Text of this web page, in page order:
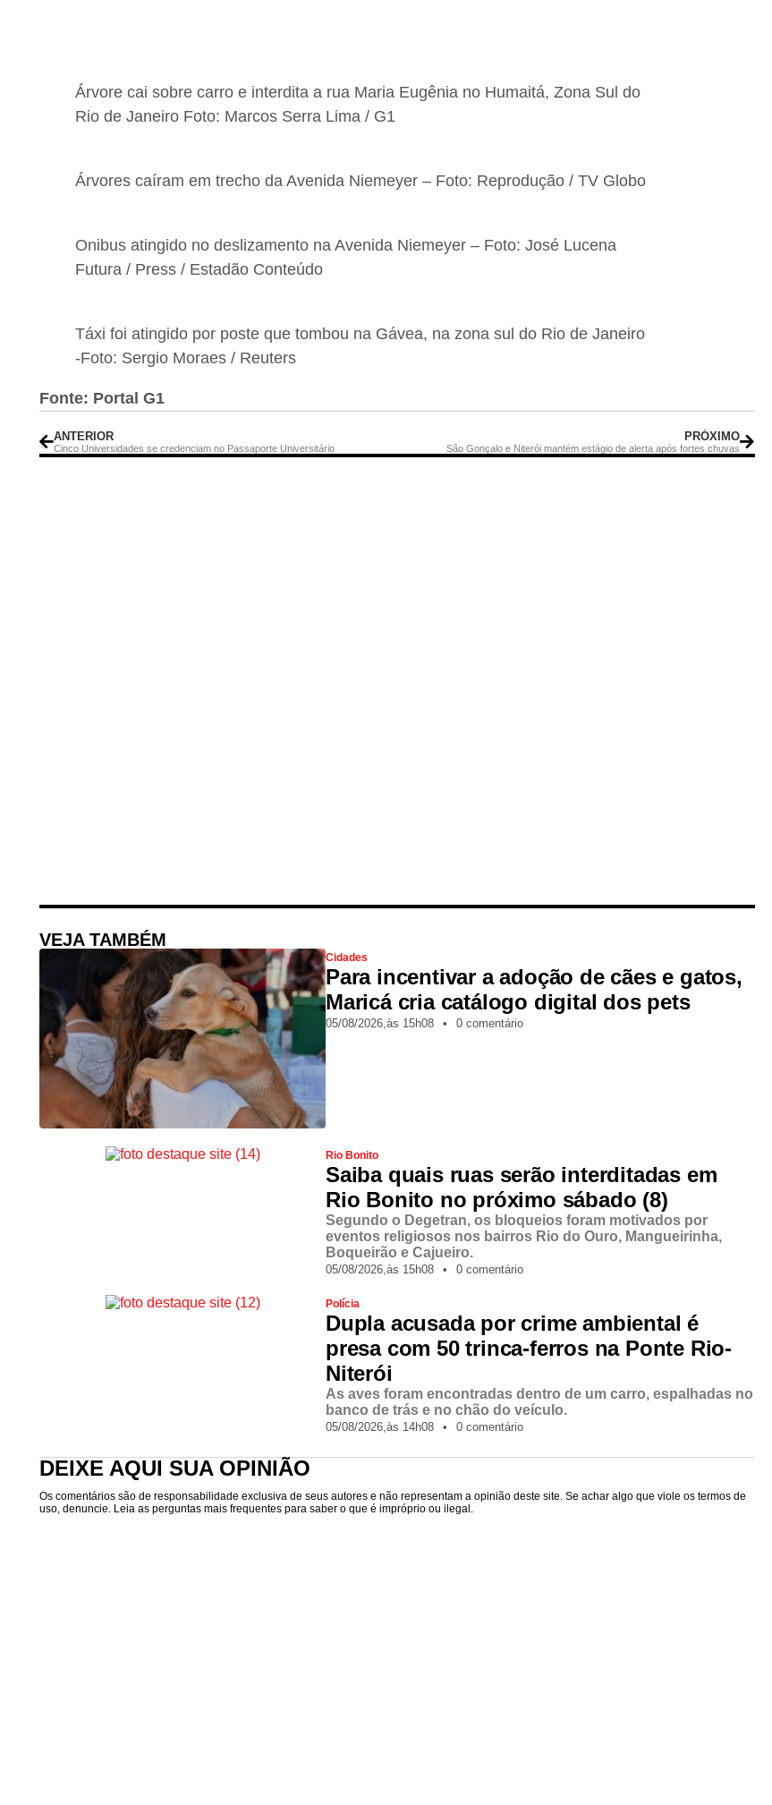
Árvore cai sobre carro e interdita a rua Maria Eugênia no Humaitá, Zona Sul do
Rio de Janeiro Foto: Marcos Serra Lima / G1
Árvores caíram em trecho da Avenida Niemeyer – Foto: Reprodução / TV Globo
Onibus atingido no deslizamento na Avenida Niemeyer – Foto: José Lucena
Futura / Press / Estadão Conteúdo
Táxi foi atingido por poste que tombou na Gávea, na zona sul do Rio de Janeiro
-Foto: Sergio Moraes / Reuters
Fonte: Portal G1
ANTERIOR
Cinco Universidades se credenciam no Passaporte Universitário
PRÓXIMO
São Gonçalo e Niterói mantém estágio de alerta após fortes chuvas
VEJA TAMBÉM
Cidades
Para incentivar a adoção de cães e gatos,
Maricá cria catálogo digital dos pets
05/08/2026,às 15h08 • 0 comentário
Rio Bonito
Saiba quais ruas serão interditadas em
Rio Bonito no próximo sábado (8)
Segundo o Degetran, os bloqueios foram motivados por
eventos religiosos nos bairros Rio do Ouro, Mangueirinha,
Boqueirão e Cajueiro.
05/08/2026,às 15h08 • 0 comentário
Polícia
Dupla acusada por crime ambiental é
presa com 50 trinca-ferros na Ponte Rio-
Niterói
As aves foram encontradas dentro de um carro, espalhadas no
banco de trás e no chão do veículo.
05/08/2026,às 14h08 • 0 comentário
DEIXE AQUI SUA OPINIÃO
Os comentários são de responsabilidade exclusiva de seus autores e não representam a opinião deste site. Se achar algo que viole os termos de
uso, denuncie. Leia as perguntas mais frequentes para saber o que é impróprio ou ilegal.